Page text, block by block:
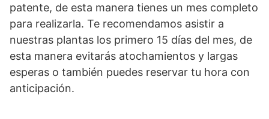
patente, de esta manera tienes un mes completo
para realizarla. Te recomendamos asistir a
nuestras plantas los primero 15 días del mes, de
esta manera evitarás atochamientos y largas
esperas o también puedes reservar tu hora con
anticipación.